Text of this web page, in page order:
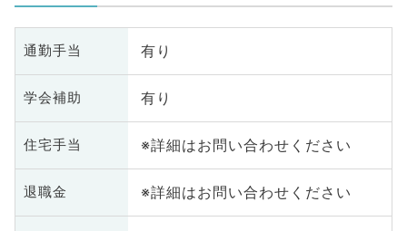
通勤手当 有り
学会補助 有り
住宅手当 ※詳細はお問い合わせください
退職金 ※詳細はお問い合わせください